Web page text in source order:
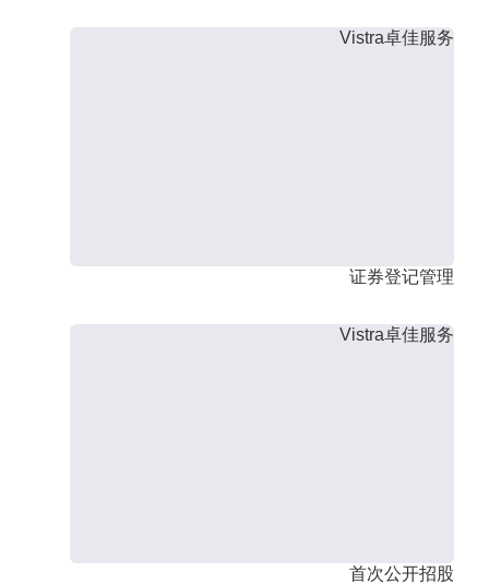
Vistra卓佳服务
证券登记管理
Vistra卓佳服务
首次公开招股